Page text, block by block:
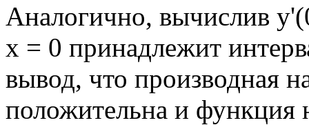
Аналогично, вычислив
х = 0 принадлежит
вывод, что производная
положительна и функция